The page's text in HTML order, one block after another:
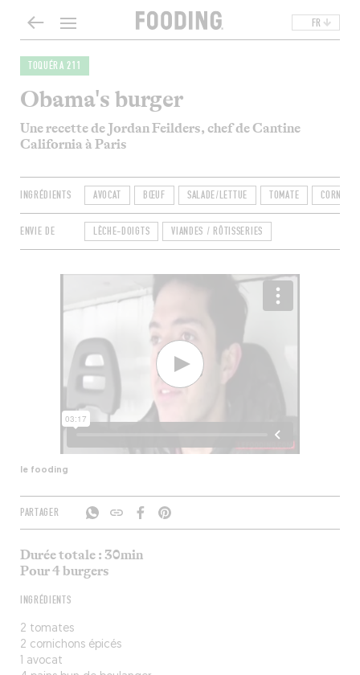
FR
TOQUÉRA 211
Obama's burger
Une recette de Jordan Feilders, chef de Cantine
California à Paris
le fooding
INGRÉDIENTS AVOCAT BŒUF SALADE/LETTUE TOMATE
ENVIE DE LÈCHE-DOIGTS VIANDES / RÔTISSERIES
PARTAGER
Durée totale : 30min
Pour 4 burgers
INGRÉDIENTS
2 tomates
2 cornichons épicés
1 avocat